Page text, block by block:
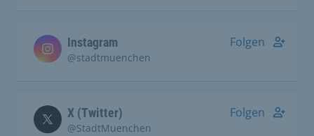
Instagram
@stadtmuenchen
Folgen
X (Twitter)
@StadtMuenchen
Folgen